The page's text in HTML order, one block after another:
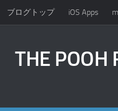
コンテンツへスキップ
ブログトップ iOS Apps
THE POOH